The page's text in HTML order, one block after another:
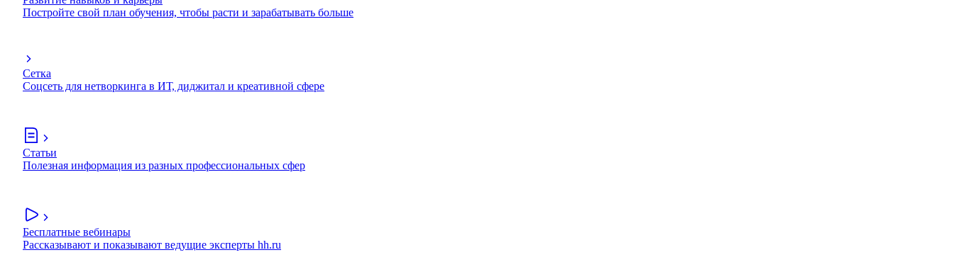
Постройте свой план обучения, чтобы расти и зарабатывать больше
Сетка
Соцсеть для нетворкинга в ИТ, диджитал и креативной сфере
Статьи
Полезная информация из разных профессиональных сфер
Бесплатные вебинары
Рассказывают и показывают ведущие эксперты hh.ru